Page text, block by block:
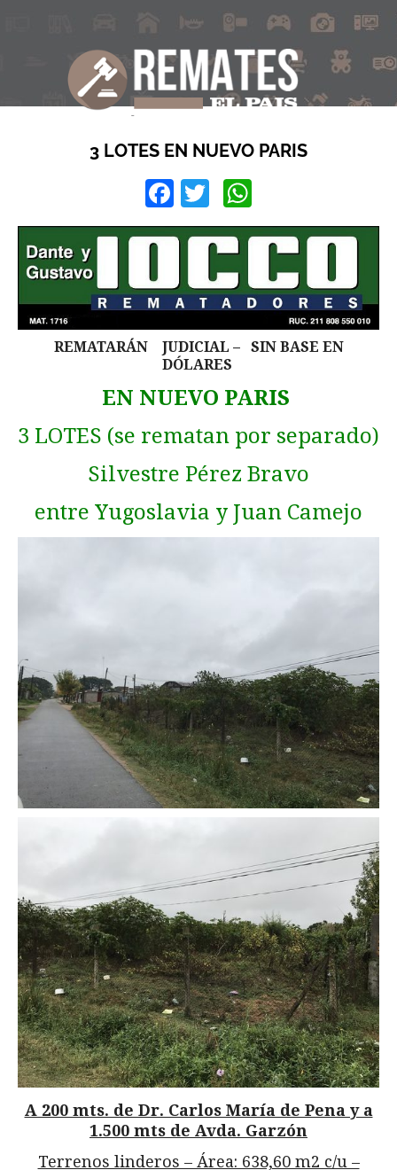
3 LOTES EN NUEVO PARIS
Facebook
Twitter
REMATARÁN JUDICIAL – SIN BASE EN
DÓLARES
EN NUEVO PARIS
3 LOTES (se rematan por separado)
Silvestre Pérez Bravo
entre Yugoslavia y Juan Camejo
A 200 mts. de Dr. Carlos María de Pena y a
1.500 mts de Avda. Garzón
Terrenos linderos – Área: 638,60 m2 c/u –